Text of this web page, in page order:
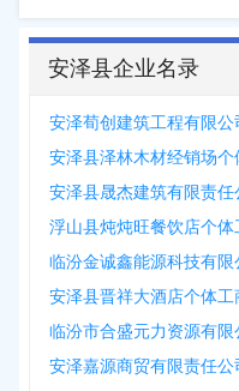
安泽县企业名录
安泽荀创建筑工程有限公
安泽县泽林木材经销场个
安泽县晟杰建筑有限责任
浮山县炖炖旺餐饮店个体
临汾金诚鑫能源科技有限
安泽县晋祥大酒店个体工
临汾市合盛元力资源有限
安泽嘉源商贸有限责任公